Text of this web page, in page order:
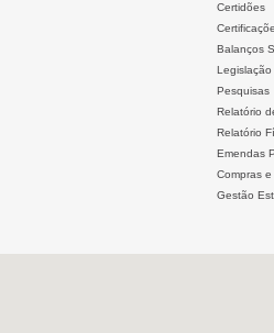
Certidões
Balanços
Legislação
Pesquisas
Relatório
Relatório
Emendas
Compras
Gestão